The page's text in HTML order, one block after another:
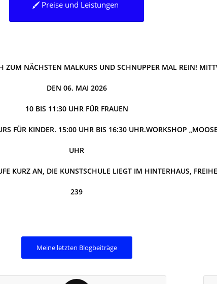
Preise und Leistungen
ZUM NÄCHSTEN MALKURS UND SCHNUPPER MAL REIN!
DEN 06. MAI 2026
10 BIS 11:30 UHR FÜR FRAUEN
FÜR KINDER. 15:00 UHR BIS 16:30 UHR.WORKSHOP
UHR
KURZ AN, DIE KUNSTSCHULE LIEGT IM HINTERHAUS,
239
Meine letzten Blogbeiträge